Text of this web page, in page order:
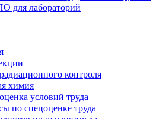
для лабораторий
контроля
химия
условий труда
по спецоценке труда